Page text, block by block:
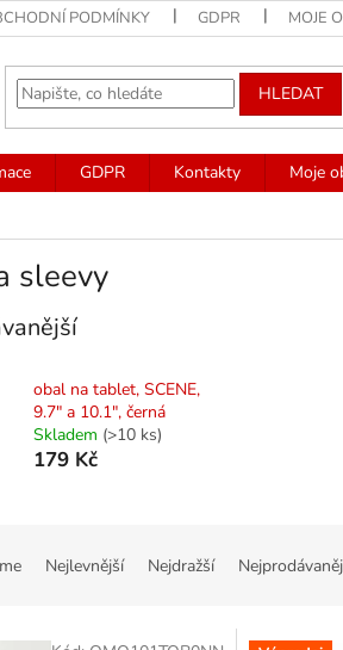
PODMÍNKY GDPR MOJE
HLEDAT
GDPR Kontakty Moje
sleevy
obal na tablet, SCENE,
9.7" a 10.1", černá
Skladem (>10 ks)
179 Kč
Nejlevnější Nejdražší